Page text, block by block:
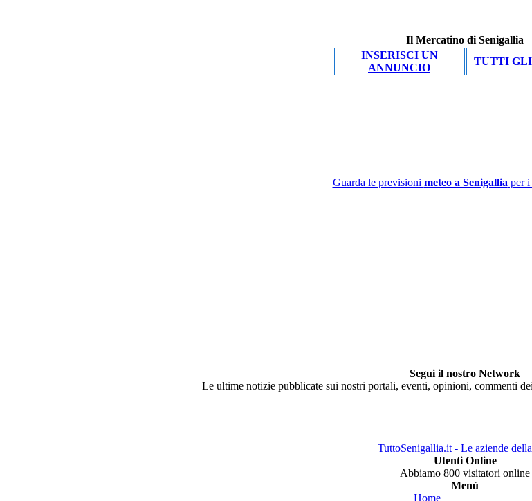
Il Mercatino di Senigallia
INSERISCI UN
ANNUNCIO
TUTTI
Guarda le previsioni meteo a Senigallia per
Segui il nostro Network
Le ultime notizie pubblicate sui nostri portali, eventi, opinioni, commenti
TuttoSenigallia.it - Le aziende
Utenti Online
Abbiamo 800 visitatori online
Menù
Home